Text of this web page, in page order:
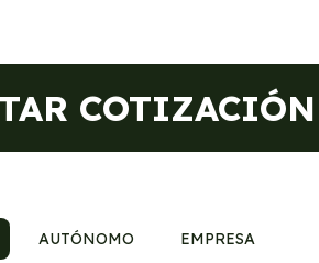
COTIZACIÓN
AUTÓNOMO EMPRESA